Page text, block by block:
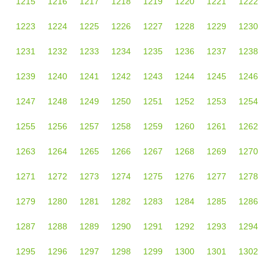
1223 1224 1225 1226 1227 1228 1229 1230
1231 1232 1233 1234 1235 1236 1237 1238
1239 1240 1241 1242 1243 1244 1245 1246
1247 1248 1249 1250 1251 1252 1253 1254
1255 1256 1257 1258 1259 1260 1261 1262
1263 1264 1265 1266 1267 1268 1269 1270
1271 1272 1273 1274 1275 1276 1277 1278
1279 1280 1281 1282 1283 1284 1285 1286
1287 1288 1289 1290 1291 1292 1293 1294
1295 1296 1297 1298 1299 1300 1301 1302